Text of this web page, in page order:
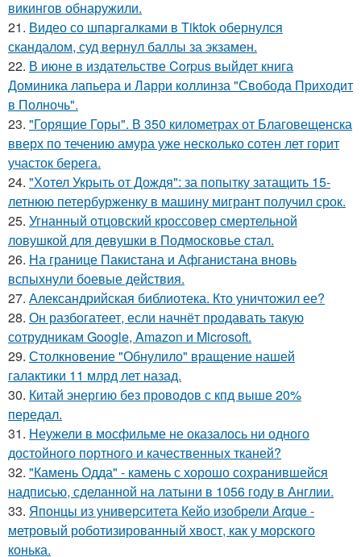
викингов обнаружили.
21. Видео со шпаргалками в Tiktok обернулся
скандалом, суд вернул баллы за экзамен.
22. В июне в издательстве Corpus выйдет книга
Доминика лапьера и Ларри коллинза "Свобода Приходит
в Полночь".
23. "Горящие Горы". В 350 километрах от Благовещенска
вверх по течению амура уже несколько сотен лет горит
участок берега.
24. "Хотел Укрыть от Дождя": за попытку затащить 15-
летнюю петербурженку в машину мигрант получил срок.
25. Угнанный отцовский кроссовер смертельной
ловушкой для девушки в Подмосковье стал.
26. На границе Пакистана и Афганистана вновь
вспыхнули боевые действия.
27. Александрийская библиотека. Кто уничтожил ее?
28. Он разбогатеет, если начнёт продавать такую
сотрудникам Google, Amazon и Microsoft.
29. Столкновение "Обнулило" вращение нашей
галактики 11 млрд лет назад.
30. Китай энергию без проводов с кпд выше 20%
передал.
31. Неужели в мосфильме не оказалось ни одного
достойного портного и качественных тканей?
32. "Камень Одда" - камень с хорошо сохранившейся
надписью, сделанной на латыни в 1056 году в Англии.
33. Японцы из университета Кейо изобрели Arque -
метровый роботизированный хвост, как у морского
конька.